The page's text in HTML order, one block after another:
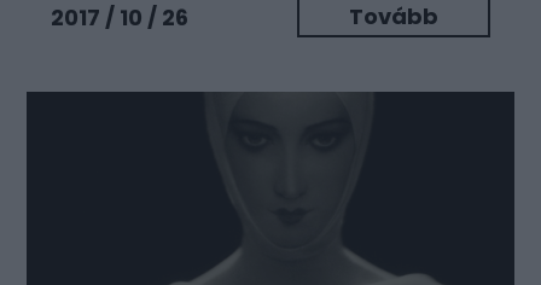
2017 / 10 / 26 Tovább